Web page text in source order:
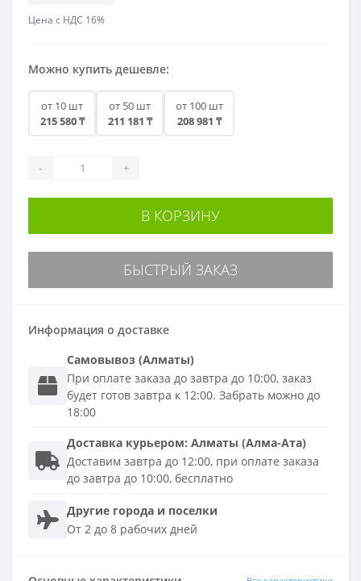
Цена с НДС 16%
Можно купить дешевле:
от 10 шт
215 580 ₸
от 50 шт
211 181 ₸
от 100 шт
208 981 ₸
- +
В КОРЗИНУ
БЫСТРЫЙ ЗАКАЗ
Информация о доставке
Самовывоз (Алматы)
При оплате заказа до завтра до 10:00, заказ
будет готов завтра к 12:00. Забрать можно до
18:00
Доставка курьером: Алматы (Алма-Ата)
Доставим завтра до 12:00, при оплате заказа
до завтра до 10:00, бесплатно
Другие города и поселки
От 2 до 8 рабочих дней